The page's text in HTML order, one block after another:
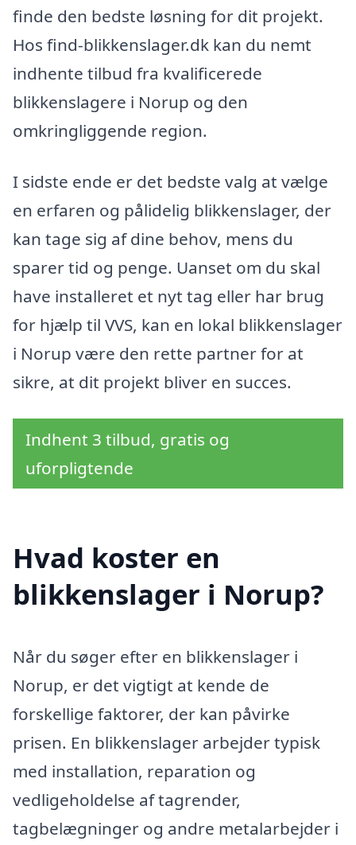
finde den bedste løsning for dit projekt.
Hos find-blikkenslager.dk kan du nemt
indhente tilbud fra kvalificerede
blikkenslagere i Norup og den
omkringliggende region.
I sidste ende er det bedste valg at vælge
en erfaren og pålidelig blikkenslager, der
kan tage sig af dine behov, mens du
sparer tid og penge. Uanset om du skal
have installeret et nyt tag eller har brug
for hjælp til VVS, kan en lokal blikkenslager
i Norup være den rette partner for at
sikre, at dit projekt bliver en succes.
Indhent 3 tilbud, gratis og
uforpligtende
Hvad koster en
blikkenslager i Norup?
Når du søger efter en blikkenslager i
Norup, er det vigtigt at kende de
forskellige faktorer, der kan påvirke
prisen. En blikkenslager arbejder typisk
med installation, reparation og
vedligeholdelse af tagrender,
tagbelægninger og andre metalarbejder i